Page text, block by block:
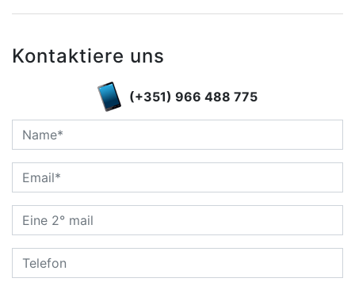
Kontaktiere uns
(+351) 966 488 775